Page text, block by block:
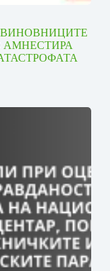
АМНЕСТИРА